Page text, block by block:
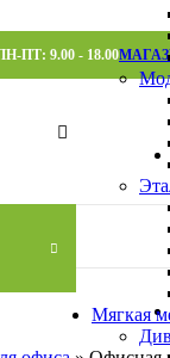
ПТ: 9.00 - 18.00
Мягкая